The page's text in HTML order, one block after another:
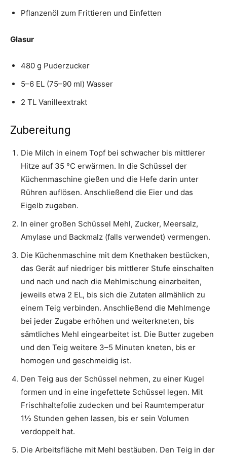
Pflanzenöl zum Frittieren und Einfetten
Glasur
480 g Puderzucker
5–6 EL (75–90 ml) Wasser
2 TL Vanilleextrakt
Zubereitung
Die Milch in einem Topf bei schwacher bis mittlerer
Hitze auf 35 °C erwärmen. In die Schüssel der
Küchenmaschine gießen und die Hefe darin unter
Rühren auflösen. Anschließend die Eier und das
Eigelb zugeben.
In einer großen Schüssel Mehl, Zucker, Meersalz,
Amylase und Backmalz (falls verwendet) vermengen.
Die Küchenmaschine mit dem Knethaken bestücken,
das Gerät auf nied­riger bis mittlerer Stufe einschalten
und nach und nach die Mehlmischung einarbeiten,
jeweils etwa 2 EL, bis sich die Zutaten allmählich zu
einem Teig verbinden. Anschließend die Mehlmenge
bei jeder Zugabe erhöhen und weiterkneten, bis
sämtliches Mehl eingearbeitet ist. Die Butter zugeben
und den Teig weitere 3–5 Minuten kneten, bis er
homogen und geschmeidig ist.
Den Teig aus der Schüssel nehmen, zu einer Kugel
formen und in eine­ ingefettete Schüssel legen. Mit
Frischhaltefolie zudecken und bei Raumtemperatur
1½ Stunden gehen lassen, bis er sein Volumen
verdoppelt hat.
Die Arbeitsfläche mit Mehl bestäuben. Den Teig in der